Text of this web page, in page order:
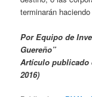
terminarán
Por Equipo de
Guereño”
Artículo
2016)